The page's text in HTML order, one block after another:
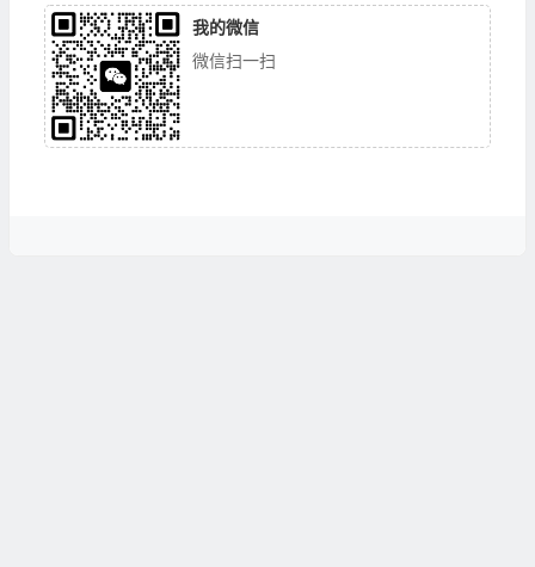
我的微信
微信扫一扫